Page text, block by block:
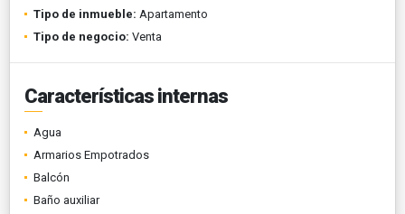
Tipo de inmueble: Apartamento
Tipo de negocio: Venta
Características internas
Agua
Armarios Empotrados
Balcón
Baño auxiliar